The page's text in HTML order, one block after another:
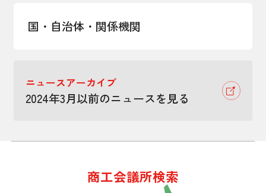
国・自治体・関係機関
ニュースアーカイブ
2024年3月以前のニュースを見る
商工会議所検索